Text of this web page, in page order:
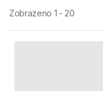
Zobrazeno 1 - 20